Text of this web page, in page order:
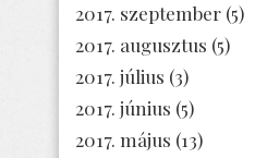
2017. szeptember (5)
2017. augusztus (5)
2017. július (3)
2017. június (5)
2017. május (13)